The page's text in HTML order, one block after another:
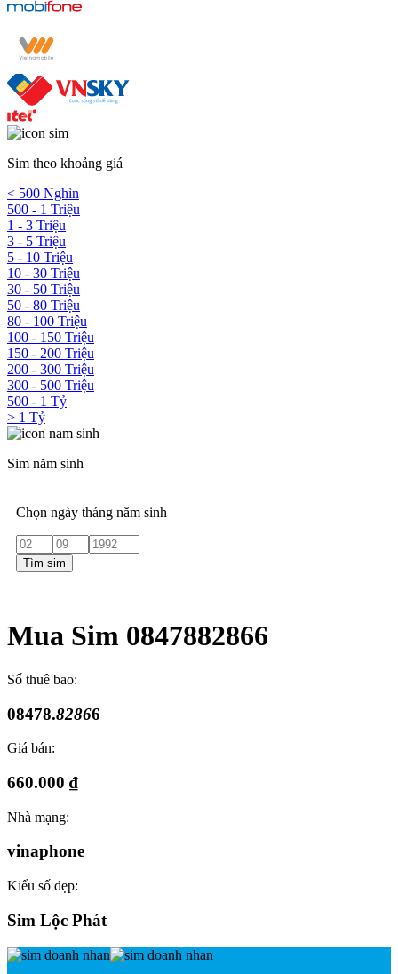
Sim theo khoảng giá
< 500 Nghìn
500 - 1 Triệu
1 - 3 Triệu
3 - 5 Triệu
5 - 10 Triệu
10 - 30 Triệu
30 - 50 Triệu
50 - 80 Triệu
80 - 100 Triệu
100 - 150 Triệu
150 - 200 Triệu
200 - 300 Triệu
300 - 500 Triệu
500 - 1 Tỷ
> 1 Tỷ
Sim năm sinh
Chọn ngày tháng năm sinh
Tìm sim
Mua Sim 0847882866
Số thuê bao:
08478.82866
Giá bán:
660.000 ₫
Nhà mạng:
vinaphone
Kiểu số đẹp:
Sim Lộc Phát